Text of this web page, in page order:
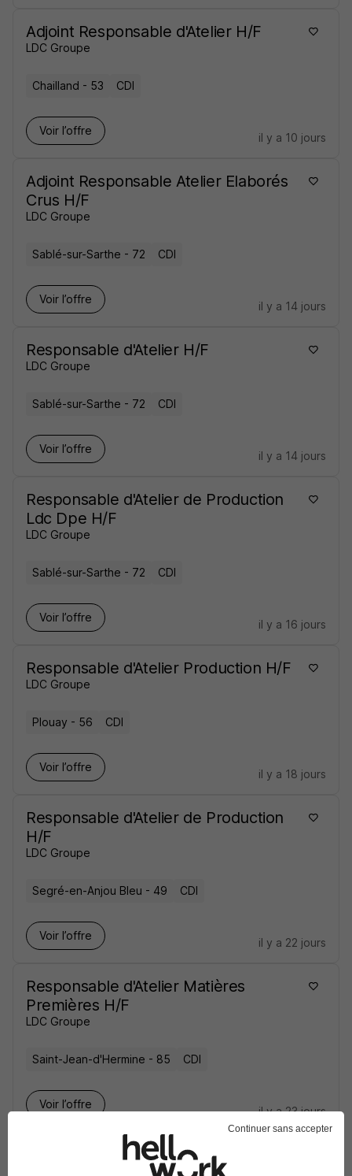
Adjoint Responsable d'Atelier H/F
LDC Groupe
Chailland - 53 CDI
Voir l’offre
il y a 10 jours
Adjoint Responsable Atelier Elaborés
Crus H/F
LDC Groupe
Sablé-sur-Sarthe - 72 CDI
Voir l’offre
il y a 14 jours
Responsable d'Atelier H/F
LDC Groupe
Sablé-sur-Sarthe - 72 CDI
Voir l’offre
il y a 14 jours
Responsable d'Atelier de Production
Ldc Dpe H/F
LDC Groupe
Sablé-sur-Sarthe - 72 CDI
Voir l’offre
il y a 16 jours
Responsable d'Atelier Production H/F
LDC Groupe
Plouay - 56 CDI
Voir l’offre
il y a 18 jours
Responsable d'Atelier de Production
H/F
LDC Groupe
Segré-en-Anjou Bleu - 49 CDI
Voir l’offre
il y a 22 jours
Responsable d'Atelier Matières
Premières H/F
LDC Groupe
Saint-Jean-d'Hermine - 85 CDI
Voir l’offre
il y a 23 jours
Adjoint Responsable d'Atelier H/F
Continuer sans accepter